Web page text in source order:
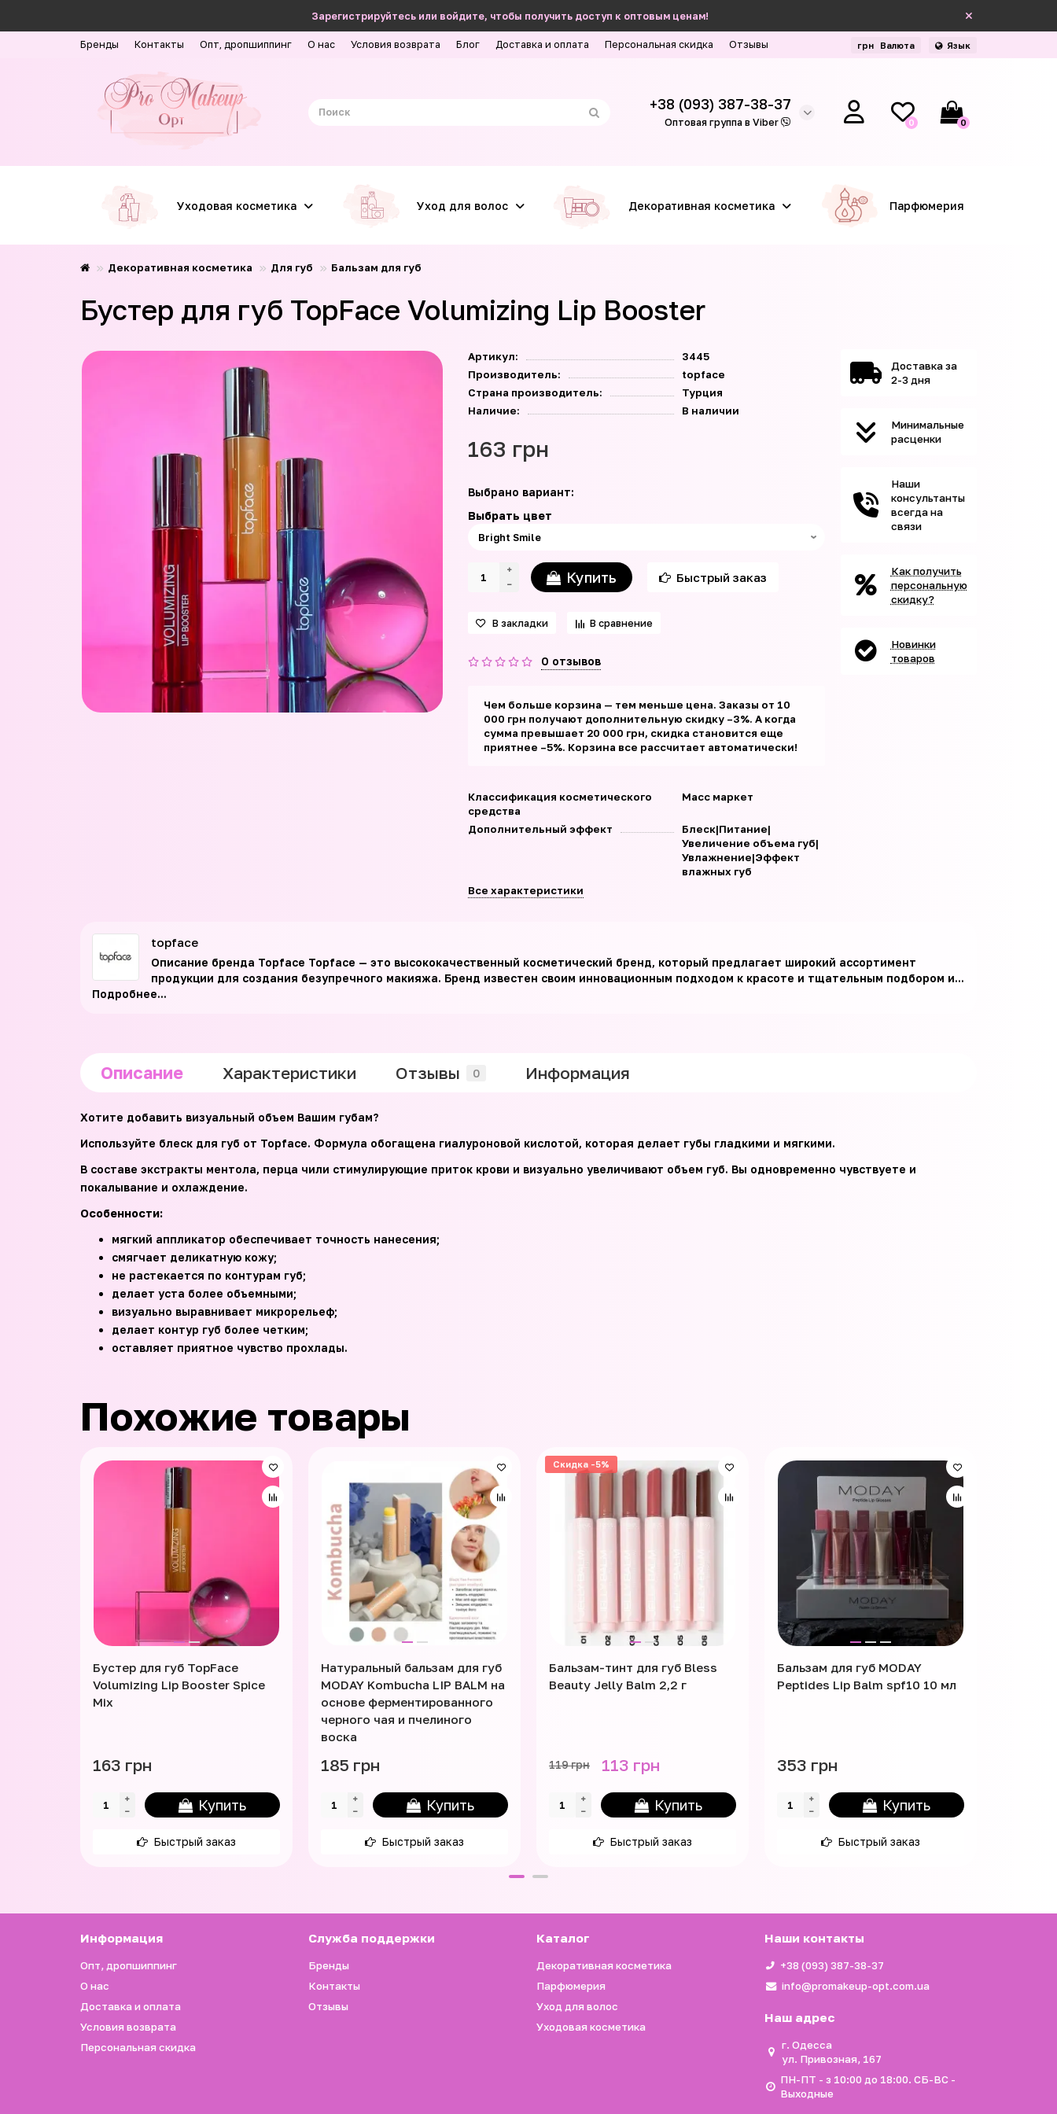
Зарегистрируйтесь или войдите, чтобы получить доступ к оптовым ценам!
Бренды Контакты Опт, дропшиппинг О нас Условия возврата Блог Доставка и оплата Персональная скидка Отзывы грн Валюта Язык
+38 (093) 387-38-37
Оптовая группа в Viber 0 0
Уходовая косметика Уход для волос Декоративная косметика Парфюмерия
Декоративная косметика Для губ Бальзам для губ
Бустер для губ TopFace Volumizing Lip Booster
Артикул:
3445
Производитель:
topface
Страна производитель:
Турция
Наличие:
В наличии
163 грн
Выбрано вариант:
Выбрать цвет
Купить Быстрый заказ
В закладки В сравнение
0 отзывов
Чем больше корзина — тем меньше цена. Заказы от 10
000 грн получают дополнительную скидку –3%. А когда
сумма превышает 20 000 грн, скидка становится еще
приятнее –5%. Корзина все рассчитает автоматически!
Классификация косметического
средства
Масс маркет
Дополнительный эффект
Блеск|Питание|
Увеличение объема губ|
Увлажнение|Эффект
влажных губ
Все характеристики
Доставка за
2-3 дня
Минимальные
расценки
Наши
консультанты
всегда на
связи
Как получить
персональную
скидку?
Новинки
товаров
topface
Описание бренда Topface Topface — это высококачественный косметический бренд, который предлагает широкий ассортимент
продукции для создания безупречного макияжа. Бренд известен своим инновационным подходом к красоте и тщательным подбором и...
Подробнее...
Описание Характеристики Отзывы 0 Информация
Хотите добавить визуальный объем Вашим губам?
Используйте блеск для губ от Topface. Формула обогащена гиалуроновой кислотой, которая делает губы гладкими и мягкими.
В составе экстракты ментола, перца чили стимулирующие приток крови и визуально увеличивают объем губ. Вы одновременно чувствуете и
покалывание и охлаждение.
Особенности:
мягкий аппликатор обеспечивает точность нанесения;
смягчает деликатную кожу;
не растекается по контурам губ;
делает уста более объемными;
визуально выравнивает микрорельеф;
делает контур губ более четким;
оставляет приятное чувство прохлады.
Похожие товары
Бустер для губ TopFace
Volumizing Lip Booster Spice
Mix
163 грн
Купить
Быстрый заказ
Натуральный бальзам для губ
MODAY Kombucha LIP BALM на
основе ферментированного
черного чая и пчелиного
воска
185 грн
Купить
Быстрый заказ
Скидка -5%
Бальзам-тинт для губ Bless
Beauty Jelly Balm 2,2 г
119 грн 113 грн
Купить
Быстрый заказ
Бальзам для губ MODAY
Peptides Lip Balm spf10 10 мл
353 грн
Купить
Быстрый заказ
Информация
Опт, дропшиппинг
О нас
Доставка и оплата
Условия возврата
Персональная скидка
Служба поддержки
Бренды
Контакты
Отзывы
Каталог
Декоративная косметика
Парфюмерия
Уход для волос
Уходовая косметика
Наши контакты
+38 (093) 387-38-37
info@promakeup-opt.com.ua
Наш адрес
г. Одесса
ул. Привозная, 167
ПН-ПТ - з 10:00 до 18:00. СБ-ВС -
Выходные